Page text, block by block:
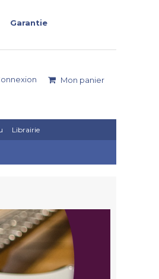
Garantie
Mon panier
Librairie